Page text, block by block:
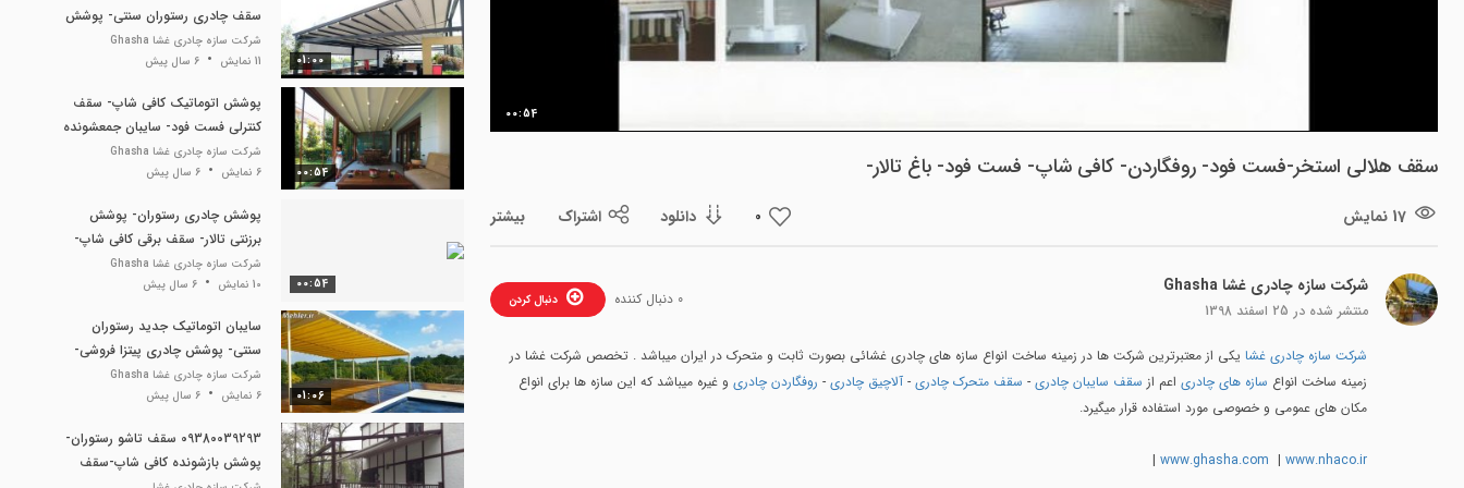
00:54
سقف هلالی استخر-فست فود- روفگاردن- کافی شاپ- فست فود- باغ تالار-
17 نمایش 0 دانلود اشتراک بیشتر
شرکت سازه چادری غشا Ghasha
منتشر شده در 25 اسفند 1398
دنبال کردن 0 دنبال کننده
شرکت سازه چادری غشا یکی از معتبرترین شرکت ها در زمینه ساخت انواع سازه های چادری غشائی بصورت ثابت و متحرک در ایران میباشد . تخصص شرکت غشا در
زمینه ساخت انواع سازه های چادری اعم از سقف سایبان چادری - سقف متحرک چادری - آلاچیق چادری - روفگاردن چادری و غیره میباشد که این سازه ها برای انواع
مکان های عمومی و خصوصی مورد استفاده قرار میگیرد.
www.ghasha.com | www.nhaco.ir
|
01:00
سقف چادری رستوران سنتی- پوشش
متحرک تالار عروسی
شرکت سازه چادری غشا Ghasha
11 نمایش
6 سال پیش
00:54
پوشش اتوماتیک کافی شاپ- سقف
کنترلی فست فود- سایبان جمعشونده
روفگاردن
شرکت سازه چادری غشا Ghasha
6 نمایش
6 سال پیش
00:54
پوشش چادری رستوران- پوشش
برزنتی تالار- سقف برقی کافی شاپ-
سقف چادری پارکینگ- سایبان
جمعشونده فست فود
شرکت سازه چادری غشا Ghasha
10 نمایش
6 سال پیش
01:06
سایبان اتوماتیک جدید رستوران
سنتی- پوشش چادری پیتزا فروشی-
سقف بازشونده فود کورت
شرکت سازه چادری غشا Ghasha
6 نمایش
6 سال پیش
09380039293 سقف تاشو رستوران-
پوشش بازشونده کافی شاپ-سقف